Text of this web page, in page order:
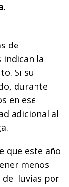
de
indican la
Si su
durante
en ese
adicional al
que este año
menos
de lluvias por